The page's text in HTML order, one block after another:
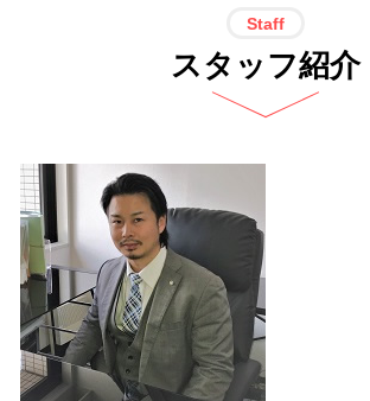
任意整理 賃貸 契約
個人再生 退職金
奨学金 自己破産
自己破産 持ち家
民事再生 流れ
債務整理 和解 成立
借金 債務整理 メリット
債務整理 自己破産 連帯保証
特定調停とは 債務整理
特定調停 裁判所
自己破産 連帯保証人
過払い金 取引履歴
過払い金 遅延損害金
過払い金 分断
借金 過払い金 期間
過払い金 引き直し計算
過払い請求 消費者金融 借り
過払い金 利率
借金 完済した
消費者金融 返済 過払い金
お金 返還
借金 過払い請求 デメリット
個人再生 司法書士 電話 無
過払い金請求 司法書士 電
知県
自己破産 司法書士 電話 無
古屋市
過払い金請求 司法書士 電話
名古屋市
個人再生 司法書士 電話 無
重県
Staff
スタッフ紹介